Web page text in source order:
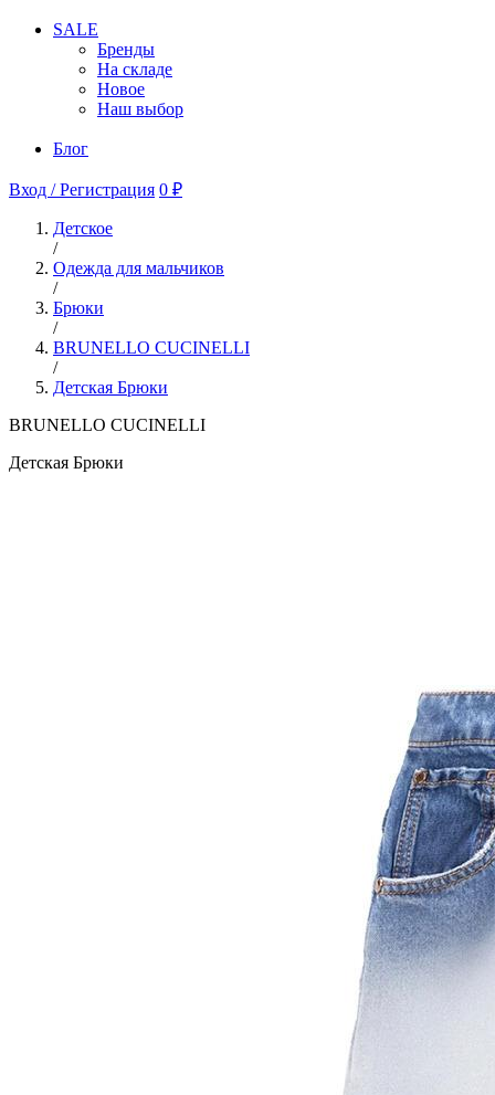
SALE
Бренды
На складе
Новое
Наш выбор
Блог
Вход / Регистрация 0 ₽
Детское
/
Одежда для мальчиков
/
Брюки
/
BRUNELLO CUCINELLI
/
Детская Брюки
BRUNELLO CUCINELLI
Детская Брюки